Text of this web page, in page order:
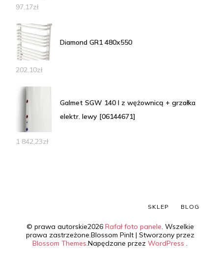
97,17zł
Diamond GR1 480x550
202,10zł
Galmet SGW 140 l z wężownicą + grzałka
elektr. lewy [06144671]
1 842,23zł
© prawa autorskie2026 Rafał foto panele. Wszelkie
prawa zastrzeżone.Blossom PinIt | Stworzony przez
Blossom Themes.Napędzane przez WordPress .
SKLEP BLOG